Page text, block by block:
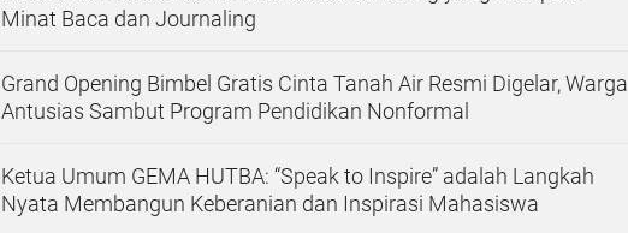
Minat Baca dan Journaling
Grand Opening Bimbel Gratis Cinta Tanah Air Resmi Digelar, Warga
Antusias Sambut Program Pendidikan Nonformal
Ketua Umum GEMA HUTBA: “Speak to Inspire” adalah Langkah
Nyata Membangun Keberanian dan Inspirasi Mahasiswa